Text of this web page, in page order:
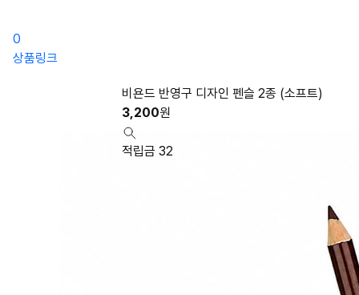
0
상품링크
비욘드 반영구 디자인 펜슬 2종 (소프트)
3,200원
적립금 32